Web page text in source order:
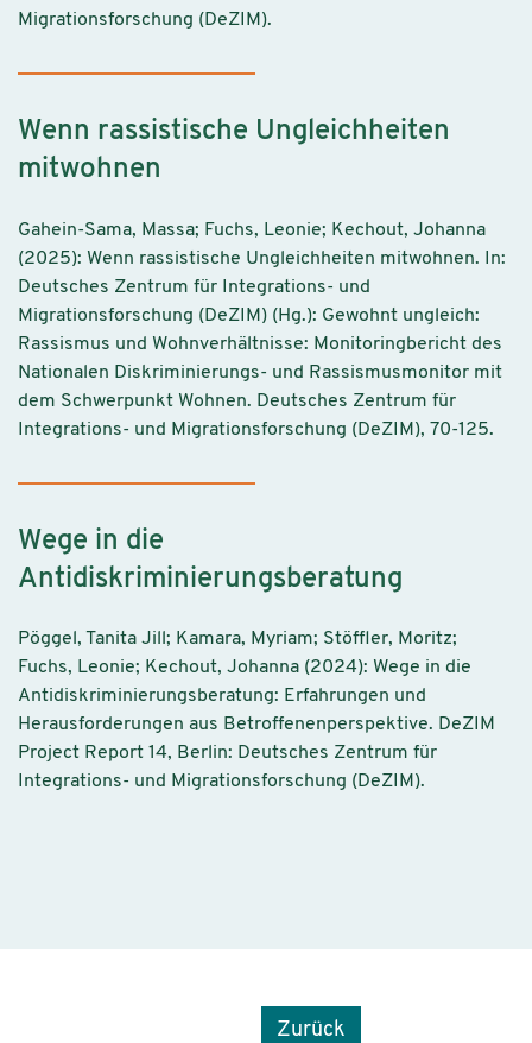
Migrationsforschung (DeZIM).
Wenn rassistische Ungleichheiten
mitwohnen
Gahein-Sama, Massa; Fuchs, Leonie; Kechout, Johanna
(2025): Wenn rassistische Ungleichheiten mitwohnen. In:
Deutsches Zentrum für Integrations- und
Migrationsforschung (DeZIM) (Hg.): Gewohnt ungleich:
Rassismus und Wohnverhältnisse: Monitoringbericht des
Nationalen Diskriminierungs- und Rassismusmonitor mit
dem Schwerpunkt Wohnen. Deutsches Zentrum für
Integrations- und Migrationsforschung (DeZIM), 70-125.
Wege in die
Antidiskriminierungsberatung
Pöggel, Tanita Jill; Kamara, Myriam; Stöffler, Moritz;
Fuchs, Leonie; Kechout, Johanna (2024): Wege in die
Antidiskriminierungsberatung: Erfahrungen und
Herausforderungen aus Betroffenenperspektive. DeZIM
Project Report 14, Berlin: Deutsches Zentrum für
Integrations- und Migrationsforschung (DeZIM).
Zurück